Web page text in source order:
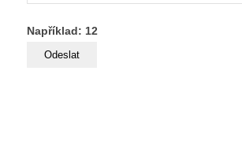
Například: 12